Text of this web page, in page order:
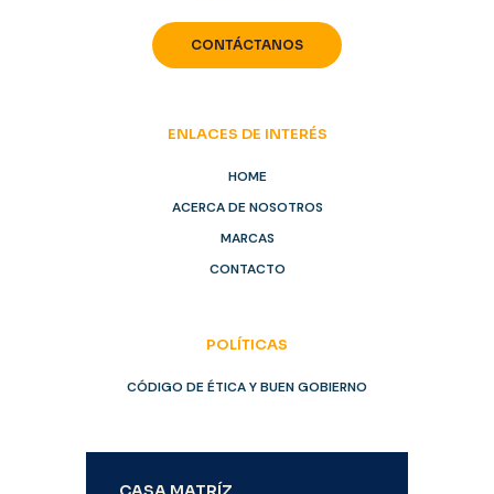
CONTÁCTANOS
ENLACES DE INTERÉS
HOME
ACERCA DE NOSOTROS
MARCAS
CONTACTO
POLÍTICAS
CÓDIGO DE ÉTICA Y BUEN GOBIERNO